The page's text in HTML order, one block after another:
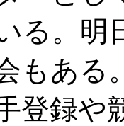
る。明
もある
登録や